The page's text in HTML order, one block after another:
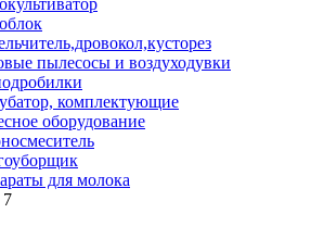
пылесосы и воздуходувки
комплектующие
оборудование
для молока